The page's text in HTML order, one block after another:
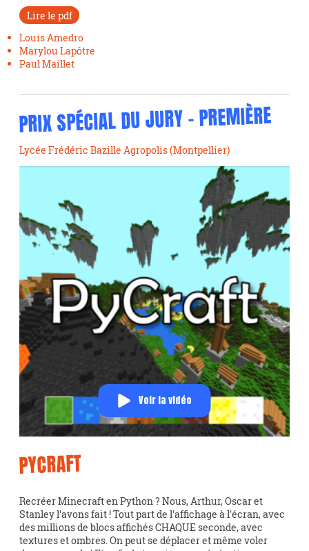
Lire le pdf
Louis Amedro
Marylou Lapôtre
Paul Maillet
PRIX SPÉCIAL DU JURY - PREMIÈRE
Lycée Frédéric Bazille Agropolis (Montpellier)
Voir la vidéo
PYCRAFT
Recréer Minecraft en Python ? Nous, Arthur, Oscar et
Stanley l'avons fait ! Tout part de l'affichage à l'écran, avec
des millions de blocs affichés CHAQUE seconde, avec
textures et ombres. On peut se déplacer et même voler